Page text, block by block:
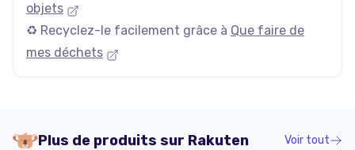
objets
♻️ Recyclez-le facilement grâce à Que faire de
mes déchets
Plus de produits sur Rakuten Voir tout